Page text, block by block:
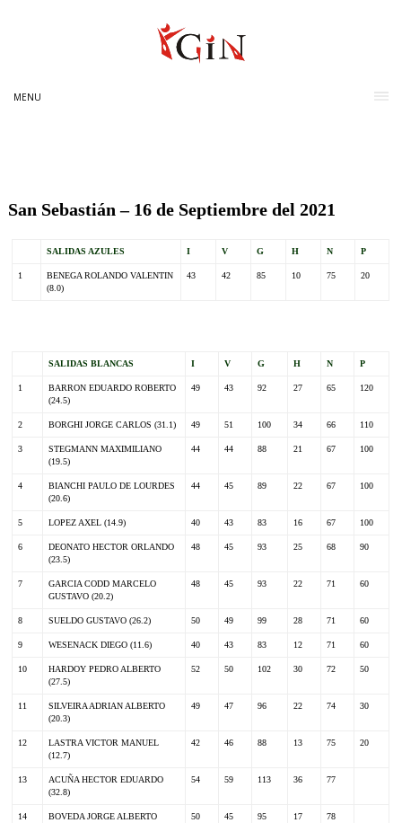
MENU
San Sebastián – 16 de Septiembre del 2021
SALIDAS AZULES I V G H N P
1
BENEGA ROLANDO VALENTIN
(8.0)
43 42 85 10 75 20
SALIDAS BLANCAS I V G H N P
1
BARRON EDUARDO ROBERTO
(24.5)
49 43 92 27 65 120
2 BORGHI JORGE CARLOS (31.1) 49 51 100 34 66 110
3
STEGMANN MAXIMILIANO
(19.5)
44 44 88 21 67 100
4
BIANCHI PAULO DE LOURDES
(20.6)
44 45 89 22 67 100
5 LOPEZ AXEL (14.9) 40 43 83 16 67 100
6
DEONATO HECTOR ORLANDO
(23.5)
48 45 93 25 68 90
7
GARCIA CODD MARCELO
GUSTAVO (20.2)
48 45 93 22 71 60
8 SUELDO GUSTAVO (26.2) 50 49 99 28 71 60
9 WESENACK DIEGO (11.6) 40 43 83 12 71 60
10
HARDOY PEDRO ALBERTO
(27.5)
52 50 102 30 72 50
11
SILVEIRA ADRIAN ALBERTO
(20.3)
49 47 96 22 74 30
12
LASTRA VICTOR MANUEL
(12.7)
42 46 88 13 75 20
13
ACUÑA HECTOR EDUARDO
(32.8)
54 59 113 36 77
14
BOVEDA JORGE ALBERTO
50 45 95 17 78